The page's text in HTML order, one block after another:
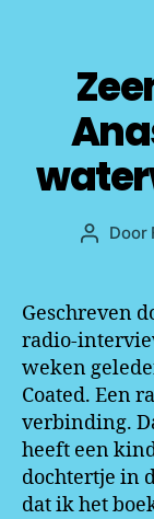
Bericht
Door
Geschreven
radio-
weken
Coated. Een
verbinding.
heeft een
dochtertje in
dat ik het